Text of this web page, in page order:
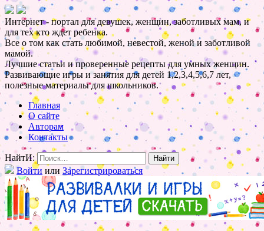
Интернет - портал для девушек, женщин, заботливых мам, и
для тех кто ждет ребенка.
Все о том как стать любимой, невестой, женой и заботливой
мамой.
Лучшие статьи и проверенные рецепты для умных женщин.
Развивающие игры и занятия для детей 1,2,3,4,5,6,7 лет,
полезные материалы для школьников.
Главная
О сайте
Авторам
Контакты
НайтИ:
Войти или Зарегистрироваться